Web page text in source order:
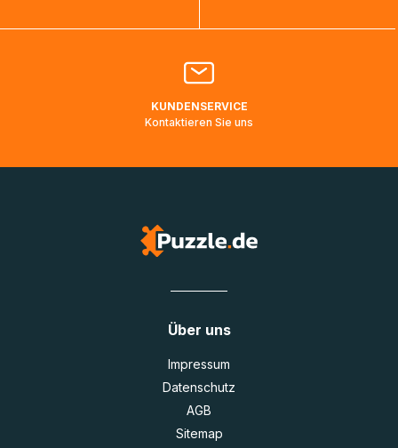
Bitte kontaktieren Sie denKundenservicefalls Ihr Paket
Lieferadressen in Deutschland oder Europa mehrere Tage
KUNDENSERVICE
Kontaktieren Sie uns
Über uns
Impressum
Datenschutz
AGB
Sitemap